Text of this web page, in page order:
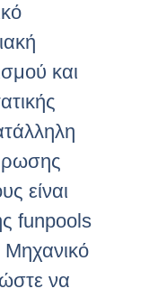
και
είναι
funpools
Μηχανικό
να